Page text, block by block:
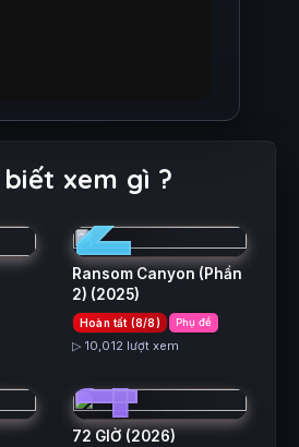
xem gì ?
2
Ransom Canyon (Phần
2) (2025)
Hoàn tất (8/8) Phụ đề
▷ 10,012 lượt xem
4
72 GIỜ (2026)